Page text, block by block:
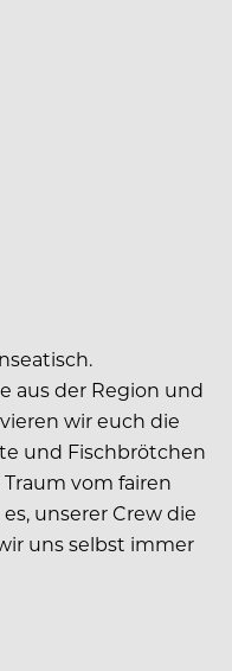
aus der Region und
wir euch die
und Fischbrötchen
vom fairen
unserer Crew die
uns selbst immer